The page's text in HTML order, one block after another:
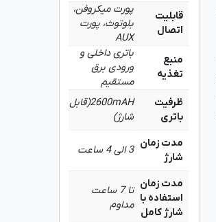
قابلیت
اتصال
پورت میکروفن،
بلوتوث، پورت
AUX
منبع
تغذیه
باتری داخلی و
ورودی برق
مستقیم
ظرفیت
باتری
2600mAH(قابل
شارژ)
مدت زمان
شارژ
3 الی 4 ساعت
مدت زمان
استفاده با
شارژ کامل
تا 7 ساعت
مداوم